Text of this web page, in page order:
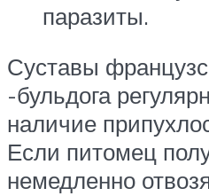
паразиты.
Суставы
-бульдога
наличие
Если питомец
немедленно